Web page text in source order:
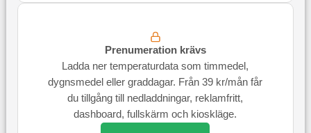
Prenumeration krävs
Ladda ner temperaturdata som timmedel,
dygnsmedel eller graddagar. Från 39 kr/mån får
du tillgång till nedladdningar, reklamfritt,
dashboard, fullskärm och kioskläge.